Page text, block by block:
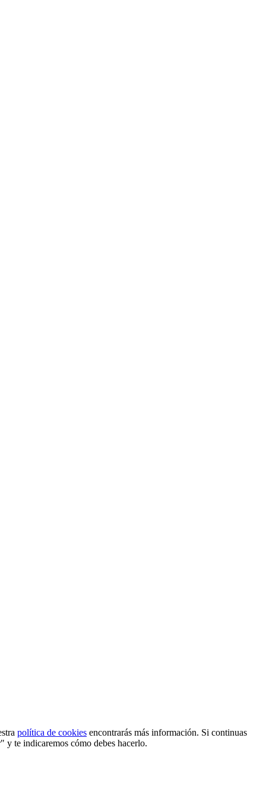
política de cookies encontrarás más información. Si continuas
y te indicaremos cómo debes hacerlo.